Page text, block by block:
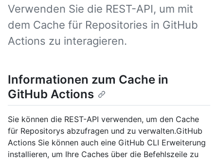
Verwenden Sie die REST-API, um mit
dem Cache für Repositories in GitHub
Actions zu interagieren.
Informationen zum Cache in
GitHub Actions
Sie können die REST-API verwenden, um den Cache
für Repositorys abzufragen und zu verwalten.GitHub
Actions Sie können auch eine GitHub CLI Erweiterung
installieren, um Ihre Caches über die Befehlszeile zu